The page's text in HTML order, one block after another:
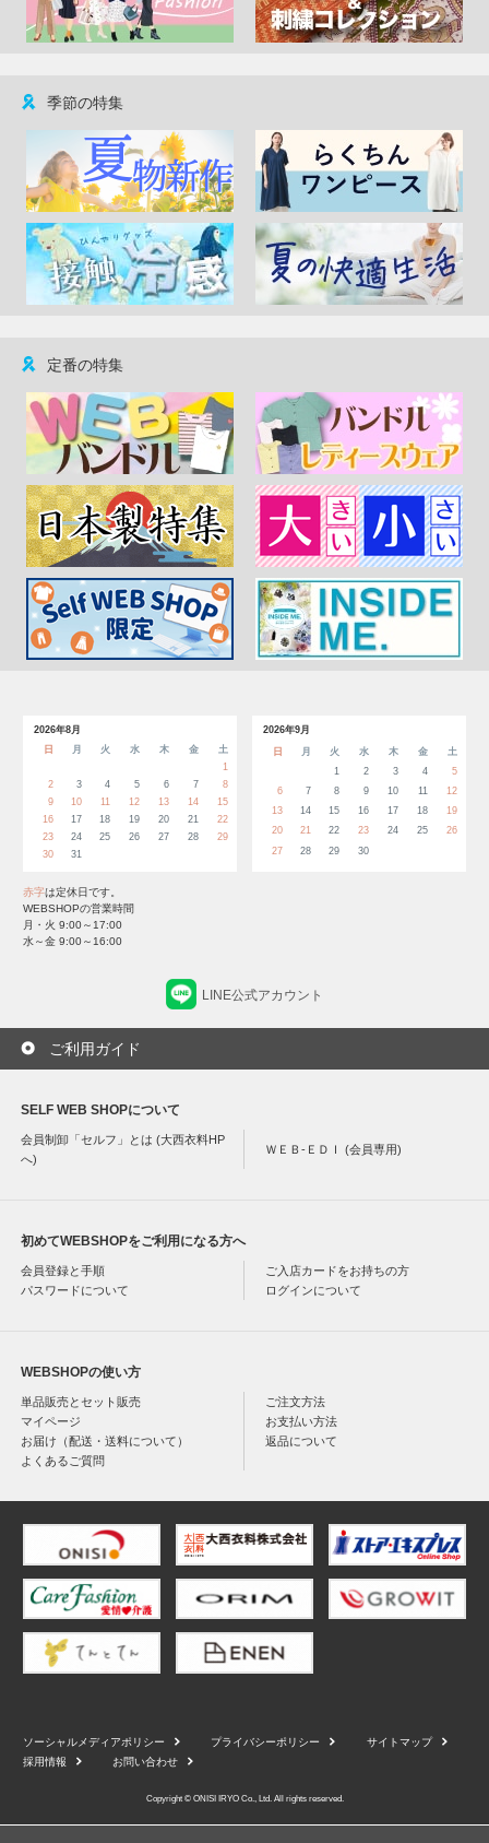
季節の特集
定番の特集
2026年8月
日
月 火 水 木 金
土
1
2
3 4 5 6 7
8
9
10 11 12 13 14
15
16
17 18 19 20 21
22
23
24 25 26 27 28
29
30
31
2026年9月
日
月 火 水 木 金
土
1
2 3 4
5
6
7 8 9 10 11
12
13
14 15 16 17 18
19
20
21 22 23 24 25
26
27
28 29 30
赤字は定休日です。
WEBSHOPの営業時間
月・火 9:00～17:00
水～金 9:00～16:00
LINE公式アカウント
ご利用ガイド
SELF WEB SHOPについて
会員制卸「セルフ」とは (大西衣料HP
へ)
ＷＥＢ-ＥＤＩ (会員専用)
初めてWEBSHOPをご利用になる方へ
会員登録と手順
ご入店カードをお持ちの方
パスワードについて
ログインについて
WEBSHOPの使い方
単品販売とセット販売
ご注文方法
マイページ
お支払い方法
お届け（配送・送料について）
返品について
よくあるご質問
ソーシャルメディアポリシー プライバシーポリシー
サイトマップ
採用情報
お問い合わせ
Copyright © ONISI IRYO Co., Ltd. All rights reserved.